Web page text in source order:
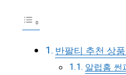
반팔티 추천 상
알럽홈 썬